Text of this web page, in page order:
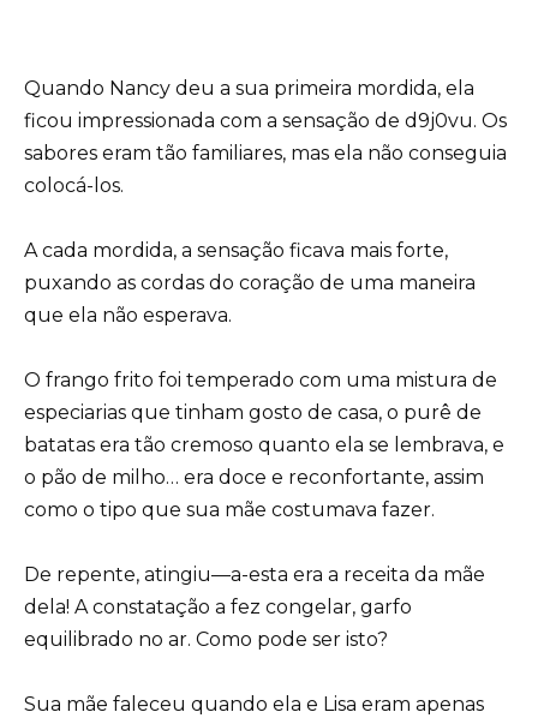
Quando Nancy deu a sua primeira mordida, ela
ficou impressionada com a sensação de d9j0vu. Os
sabores eram tão familiares, mas ela não conseguia
colocá-los.
A cada mordida, a sensação ficava mais forte,
puxando as cordas do coração de uma maneira
que ela não esperava.
O frango frito foi temperado com uma mistura de
especiarias que tinham gosto de casa, o purê de
batatas era tão cremoso quanto ela se lembrava, e
o pão de milho… era doce e reconfortante, assim
como o tipo que sua mãe costumava fazer.
De repente, atingiu—a-esta era a receita da mãe
dela! A constatação a fez congelar, garfo
equilibrado no ar. Como pode ser isto?
Sua mãe faleceu quando ela e Lisa eram apenas